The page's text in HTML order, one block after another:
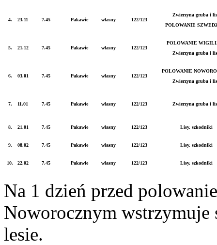
4. 23.11 7.45 Pakawie własny 122/123
Zwierzyna gruba i
POLOWANIE
5. 21.12 7.45 Pakawie własny 122/123
POLOWANIE
Zwierzyna gruba i
6. 03.01 7.45 Pakawie własny 122/123
POLOWANIE
Zwierzyna gruba i
7. 11.01 7.45 Pakawie własny 122/123 Zwierzyna gruba i
8. 21.01 7.45 Pakawie własny 122/123 Lisy, szkodniki
9. 08.02 7.45 Pakawie własny 122/123 Lisy, szkodniki
10. 22.02 7.45 Pakawie własny 122/123 Lisy, szkodniki
Na 1 dzień przed
Noworocznym
lesie.